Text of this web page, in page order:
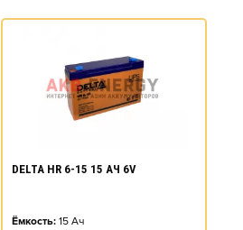
DELTA HR 6-15 15 АЧ 6V
Ёмкость: 15Ач